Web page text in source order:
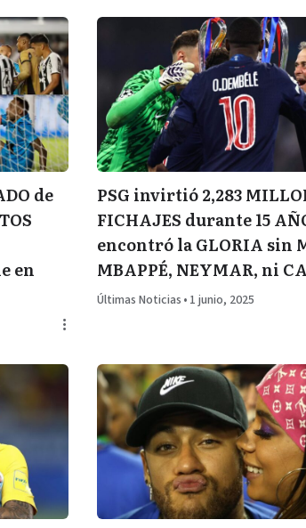
de
en
PSG invirtió 2,283
FICHAJES durante 15
encontró la GLORIA sin
MBAPPÉ, NEYMAR, ni
Últimas Noticias • 1 junio, 2025